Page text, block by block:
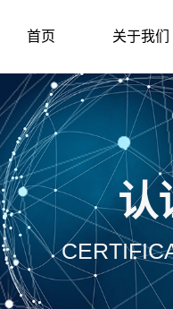
首页 关于我们
认